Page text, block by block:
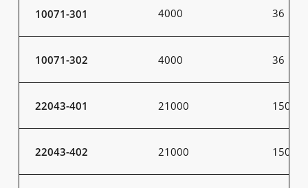
10071-301 4000 36
10071-302 4000 36
22043-401 21000 150
22043-402 21000 150